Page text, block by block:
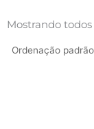
Mostrando todos